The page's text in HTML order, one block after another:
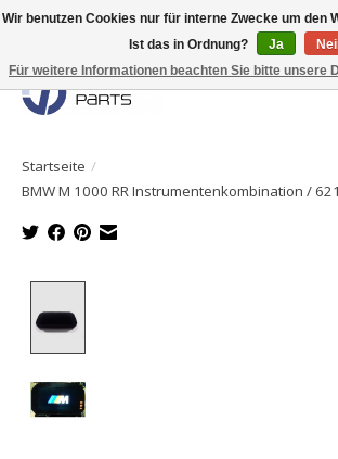
Originale Teile sofort lieferbar!
Startseite /
BMW M 1000 RR Instrumentenkombination /
Wir benutzen Cookies nur für interne Zwecke um den
Ist das in Ordnung?
Ja
Für weitere Informationen beachten Sie bitte unsere